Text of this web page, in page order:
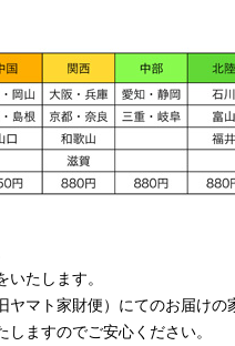
たします。
ヤマト家財便） にてのお届けの
ますのでご安心ください。